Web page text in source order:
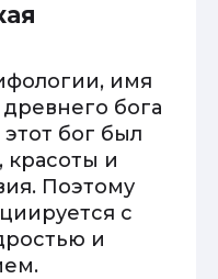
имя
бога
бог был
красоты и
Поэтому
с
и